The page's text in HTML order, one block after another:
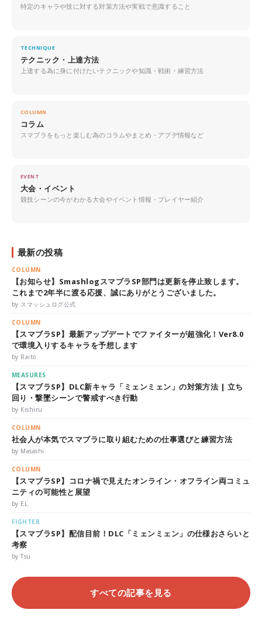
特定のキャラや技に対する対策方法や実戦で意識すること
TECHNIQUE
テクニック・上達方法
上達する為に身に付けたいテクニックや知識・戦術・練習方法
COLUMN
コラム
スマブラをもっと楽しむ為のコラムやまとめ・アプデ情報など
EVENT
大会・イベント
競技シーンの今がわかる大会やイベント情報・プレイヤー紹介
最新の投稿
COLUMN
【お知らせ】SmashlogスマブラSP部門は更新を停止致します。
これまで2年半に渡る応援、誠にありがとうございました。
by スマッシュログ公式
COLUMN
【スマブラSP】最新アップデートでファイターが超強化！Ver8.0
で環境入りするキャラを予想します
by Raito
MEASURES
【スマブラSP】DLC新キャラ「ミェンミェン」の対策方法 | 立ち
回り・撃墜シーンで警戒すべき行動
by Kishiru
COLUMN
社会人が本気でスマブラに取り組むための仕事選びと練習方法
by Masashi
COLUMN
【スマブラSP】コロナ禍で見えたオンライン・オフライン両コミュ
ニティの可能性と展望
by EL
FIGHTER
【スマブラSP】配信目前！DLC「ミェンミェン」の仕様おさらいと
考察
by Tsu
すべての記事を見る